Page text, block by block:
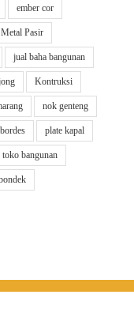
ember cor
Pasir
jual baha bangunan
Kontruksi
nok genteng
plate kapal
toko bangunan